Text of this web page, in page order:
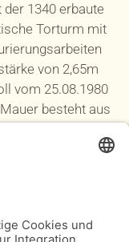
1340 erbaute
Torturm mit
von 2,65m
vom 25.08.1980
besteht aus
mittels Betonstahl
senkrecht
zu den